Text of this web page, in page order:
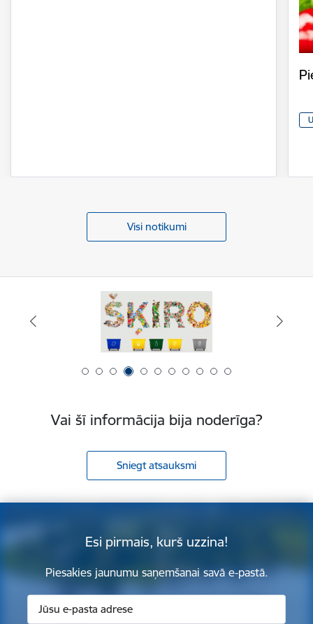
Visi notikumi
Vai šī informācija bija noderīga?
Sniegt atsauksmi
Esi pirmais, kurš uzzina!
Piesakies jaunumu saņemšanai savā e-pastā.